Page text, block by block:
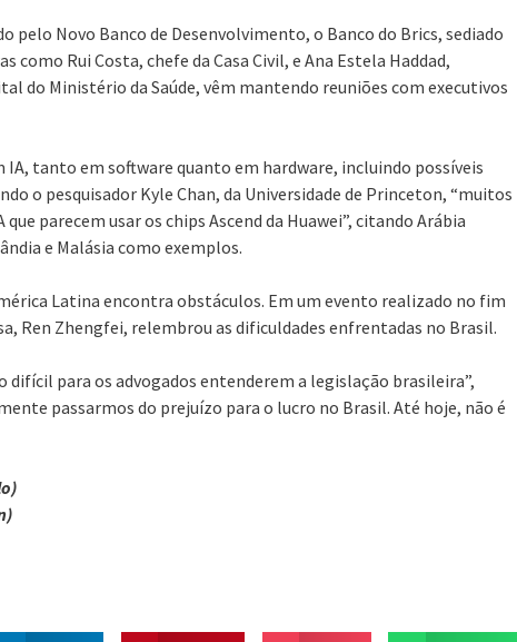
Novo Banco de Desenvolvimento, o Banco do Brics, sediado
como Rui Costa, chefe da Casa Civil, e Ana Estela Haddad,
do Ministério da Saúde, vêm mantendo reuniões com executivos
IA, tanto em software quanto em hardware, incluindo possíveis
o pesquisador Kyle Chan, da Universidade de Princeton, “muitos
parecem usar os chips Ascend da Huawei”, citando Arábia
e Malásia como exemplos.
Latina encontra obstáculos. Em um evento realizado no fim
Ren Zhengfei, relembrou as dificuldades enfrentadas no Brasil.
difícil para os advogados entenderem a legislação brasileira”,
passarmos do prejuízo para o lucro no Brasil. Até hoje, não é